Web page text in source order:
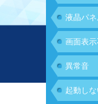
液晶パ
画面表示
異常音
起動し